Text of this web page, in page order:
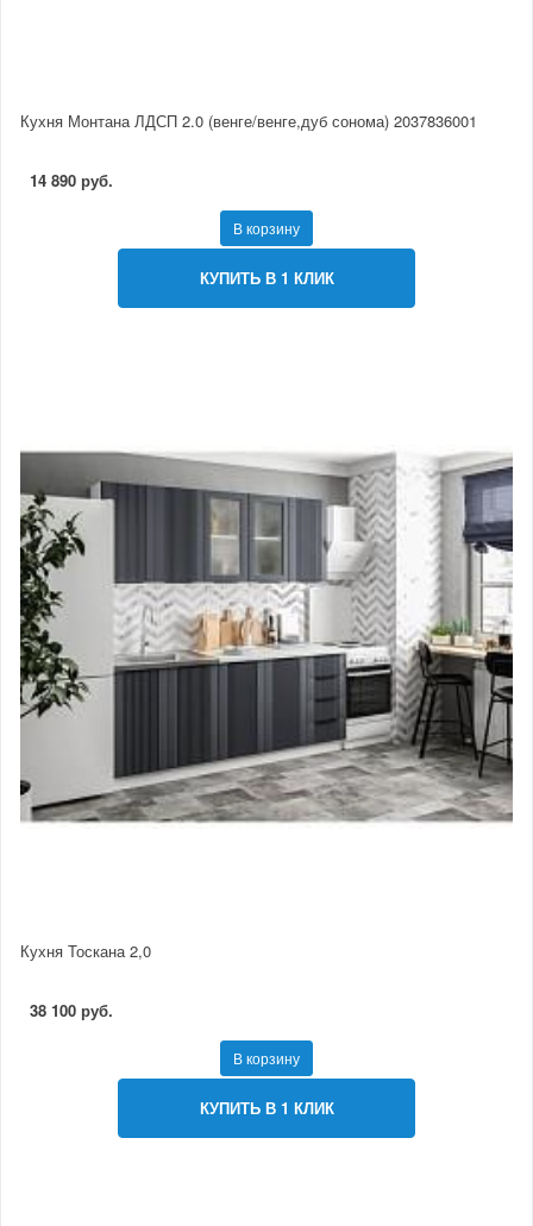
Кухня Монтана ЛДСП 2.0 (венге/венге,дуб сонома) 2037836001
14 890 руб.
В корзину
КУПИТЬ В 1 КЛИК
Кухня Тоскана 2,0
38 100 руб.
В корзину
КУПИТЬ В 1 КЛИК